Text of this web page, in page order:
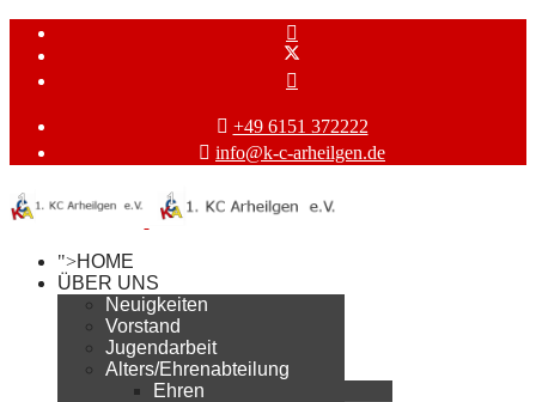
+49 6151 372222
info@k-c-arheilgen.de
">HOME
ÜBER UNS
Neuigkeiten
Vorstand
Jugendarbeit
Alters/Ehrenabteilung
Ehren